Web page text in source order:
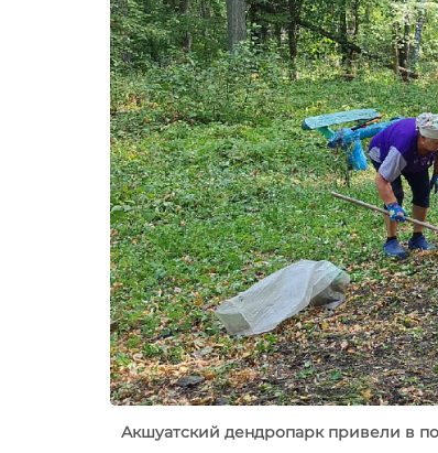
Акшуатский дендропарк привели в